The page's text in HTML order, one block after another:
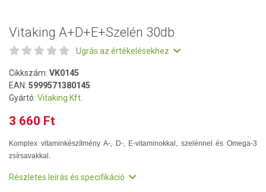
Vitaking A+D+E+Szelén 30db
Ugrás az értékelésekhez
Cikkszám: VK0145
EAN: 5999571380145
Gyártó: Vitaking Kft.
3 660 Ft
Komplex vitaminkészítmény A-, D-, E-vitaminokkal, szelénnel és Omega-3
zsírsavakkal.
Részletes leírás és specifikáció